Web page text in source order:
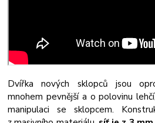
Dvířka nových sklopců jsou
mnohem pevnější a o polovinu
manipulaci se sklopcem.